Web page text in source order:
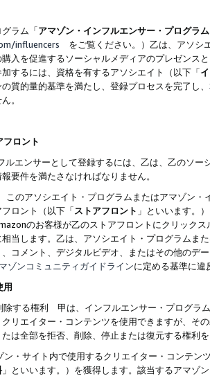
ラム「アマゾン・インフルエンサー・プログラム
influencers をご覧ください。）乙は、アソシ
入を促進するソーシャルメディアのプレゼンス
するには、資格を有するアソシエイト（以下「
質的量的基準を満たし、登録プロセスを完了し、
。
フロント
エンサーとして登録するには、乙は、乙のソー
要件を満たさなければなりません。
のアソシエイト・プログラムまたはアマゾン・
ロント（以下「ストアフロント 」といいます。
のお客様が乙のストアフロントにクリック
相当します。乙は、アソシエイト・プログラム
コメント、デジタルビデオ、またはその他のデ
ゾンコミュニティガイドラインに定める基準に違
用
除する権利 甲は、インフルエンサー・プログラ
リエイター・コンテンツを使用できますが、そ
は全部を拒否、削除、停止または復元する権利
・サイト内で使用するクリエイター・コンテン
」といいます。）を獲得します。該当するアマゾ